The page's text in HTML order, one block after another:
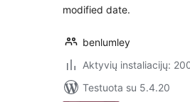
modified date.
benlumley
Aktyvių instaliacijų:
Testuota su 5.4.20